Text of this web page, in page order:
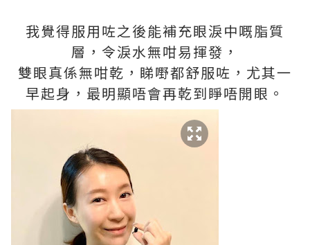
我覺得服用咗之後能補充眼淚中嘅脂質
層，令淚水無咁易揮發，
雙眼真係無咁乾，睇嘢都舒服咗，尤其一
早起身，最明顯唔會再乾到睜唔開眼。